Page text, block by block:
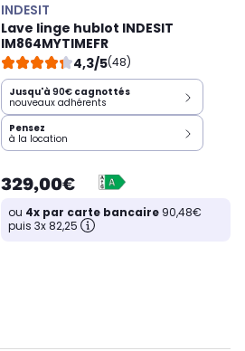
INDESIT
Lave linge hublot INDESIT
IM864MYTIMEFR
4,3/5(48)
Jusqu'à 90€ cagnottés
nouveaux adhérents
Pensez
à la location
329,00€
ou 4x par carte bancaire 90,48€
puis 3x 82,25